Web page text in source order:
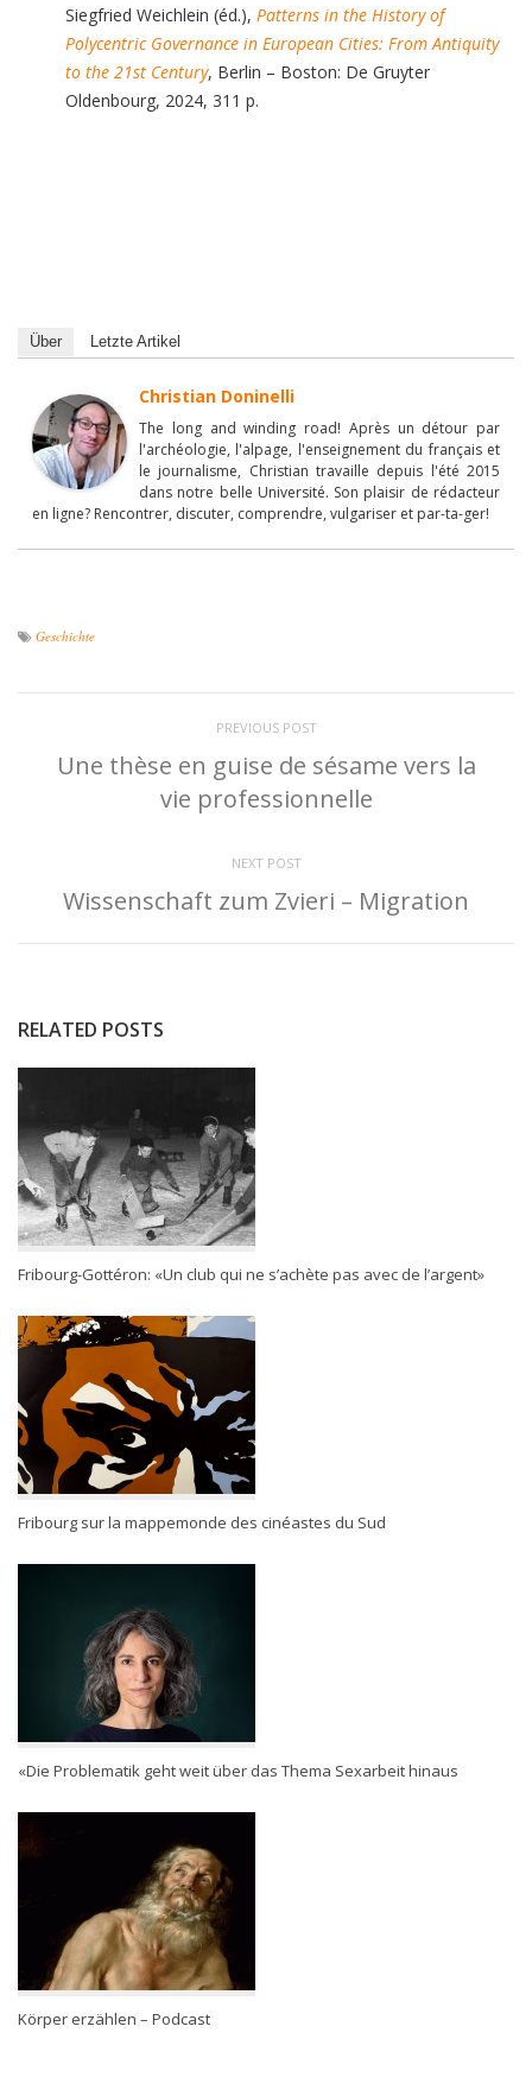
Siegfried Weichlein (éd.), Patterns in the History of
Polycentric Governance in European Cities: From Antiquity
to the 21st Century, Berlin – Boston: De Gruyter
Oldenbourg, 2024, 311 p.
Über Letzte Artikel
Christian Doninelli
The long and winding road! Après un détour par
l'archéologie, l'alpage, l'enseignement du français et
le journalisme, Christian travaille depuis l'été 2015
dans notre belle Université. Son plaisir de rédacteur
en ligne? Rencontrer, discuter, comprendre, vulgariser et par-ta-ger!
Geschichte
PREVIOUS POST
Une thèse en guise de sésame vers la
vie professionnelle
NEXT POST
Wissenschaft zum Zvieri – Migration
RELATED POSTS
Fribourg-Gottéron: «Un club qui ne s’achète pas avec de l’argent»
Fribourg sur la mappemonde des cinéastes du Sud
«Die Problematik geht weit über das Thema Sexarbeit hinaus
Körper erzählen – Podcast